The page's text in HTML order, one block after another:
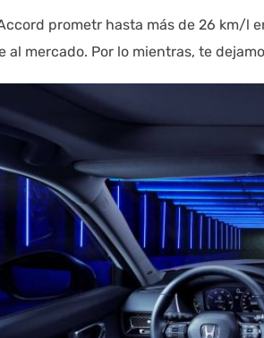
prometr hasta más de 26 km/l
al mercado. Por lo mientras, te